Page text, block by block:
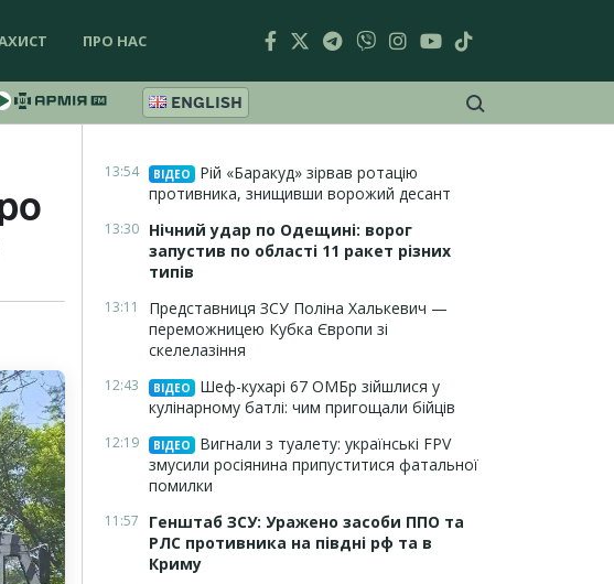
ПРО НАС
ENGLISH
13:54 ВІДЕО
Рій «Баракуд» зірвав ротацію
противника, знищивши ворожий десант
13:30 Нічний удар по Одещині: ворог
запустив по області 11 ракет різних
типів
13:11
Представниця ЗСУ Поліна Халькевич —
переможницею Кубка Європи зі
скелелазіння
12:43 ВІДЕО
Шеф-кухарі 67 ОМБр зійшлися у
кулінарному батлі: чим пригощали бійців
12:19 ВІДЕО
Вигнали з туалету: українські FPV
змусили росіянина припуститися фатальної
помилки
11:57
Генштаб ЗСУ: Уражено засоби ППО та
РЛС противника на півдні рф та в
Криму